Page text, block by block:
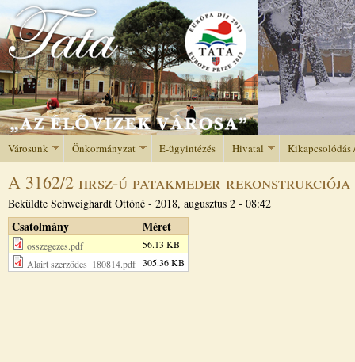
Jump to navigation
Városunk Önkormányzat E-ügyintézés Hivatal Kikapcsolódás
A 3162/2 hrsz-ú patakmeder rekonstrukciója
Beküldte Schweighardt Ottóné - 2018, augusztus 2 - 08:42
Csatolmány Méret
osszegezes.pdf
56.13 KB
Alairt szerzödes_180814.pdf 305.36 KB